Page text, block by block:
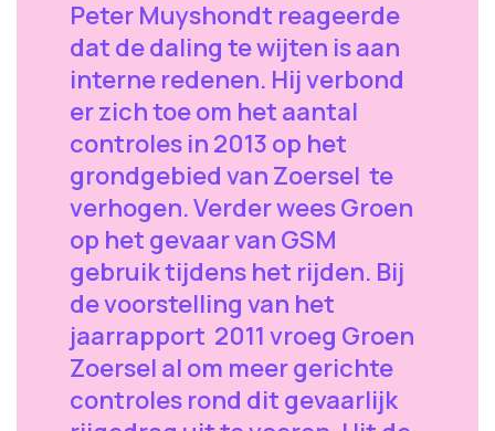
Peter Muyshondt reageerde
dat de daling te wijten is aan
interne redenen. Hij verbond
er zich toe om het aantal
controles in 2013 op het
grondgebied van Zoersel te
verhogen. Verder wees Groen
op het gevaar van GSM
gebruik tijdens het rijden. Bij
de voorstelling van het
jaarrapport 2011 vroeg Groen
Zoersel al om meer gerichte
controles rond dit gevaarlijk